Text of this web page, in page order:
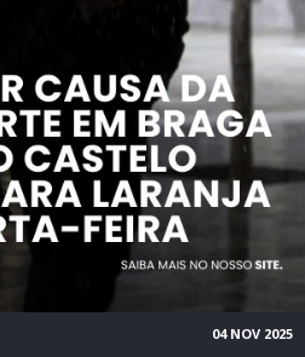
04 NOV 2025